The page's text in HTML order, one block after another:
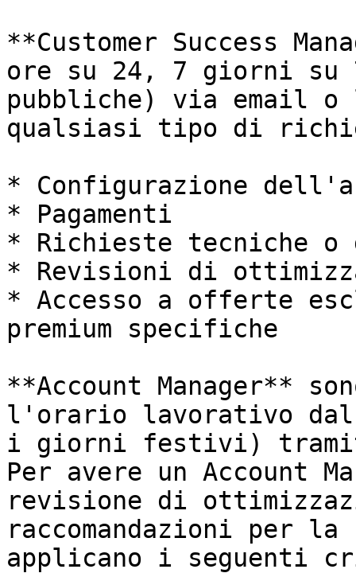
**Customer Success
ore su 24, 7 giorni
pubbliche) via email
qualsiasi tipo di
* Configurazione
* Pagamenti
* Richieste tecniche o
* Revisioni di
* Accesso a offerte
premium specifiche
**Account Manager**
l'orario lavorativo
i giorni festivi)
Per avere un Account
revisione di
raccomandazioni per
applicano i seguenti